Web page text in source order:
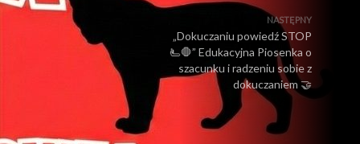
NASTĘPNY
„Dokuczaniu powiedź STOP
🫷🛑” Edukacyjna Piosenka o
szacunku i radzeniu sobie z
dokuczaniem 🤝